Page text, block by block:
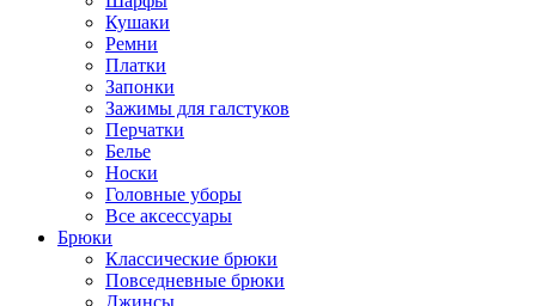
Кушаки
Ремни
Платки
Запонки
Зажимы для галстуков
Перчатки
Белье
Носки
Головные уборы
Все аксессуары
Брюки
Классические брюки
Повседневные брюки
Джинсы